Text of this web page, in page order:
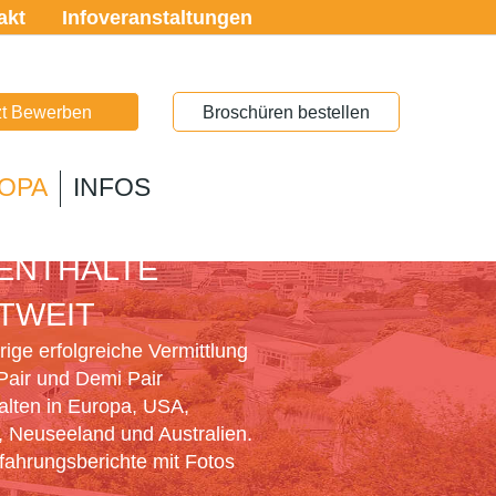
Infoveranstaltungen
Bewerben Broschüren bestellen
INFOS
erfolgreiche Vermittlung
und Demi Pair
in Europa, USA,
Neuseeland und Australien.
mit Fotos